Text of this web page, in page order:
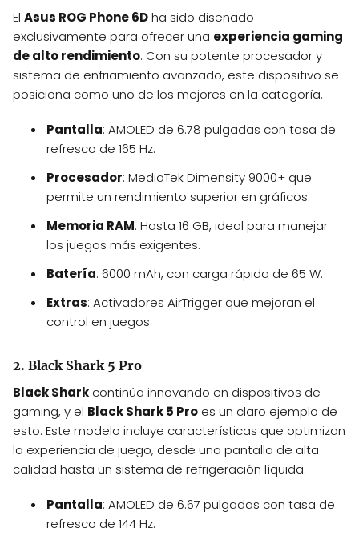
El Asus ROG Phone 6Dha sido diseñado
exclusivamente para ofrecer una experiencia gaming
de alto rendimiento. Con su potente procesador y
sistema de enfriamiento avanzado, este dispositivo se
posiciona como uno de los mejores en la categoría.
Pantalla: AMOLED de 6.78 pulgadas con tasa de
refresco de 165 Hz.
Procesador: MediaTek Dimensity 9000+ que
permite un rendimiento superior en gráficos.
Memoria RAM: Hasta 16 GB, ideal para manejar
los juegos más exigentes.
Batería: 6000 mAh, con carga rápida de 65 W.
Extras: Activadores AirTrigger que mejoran el
control en juegos.
2. Black Shark 5 Pro
Black Shark continúa innovando en dispositivos de
gaming, y el Black Shark 5 Pro es un claro ejemplo de
esto. Este modelo incluye características que optimizan
la experiencia de juego, desde una pantalla de alta
calidad hasta un sistema de refrigeración líquida.
Pantalla: AMOLED de 6.67 pulgadas con tasa de
refresco de 144 Hz.